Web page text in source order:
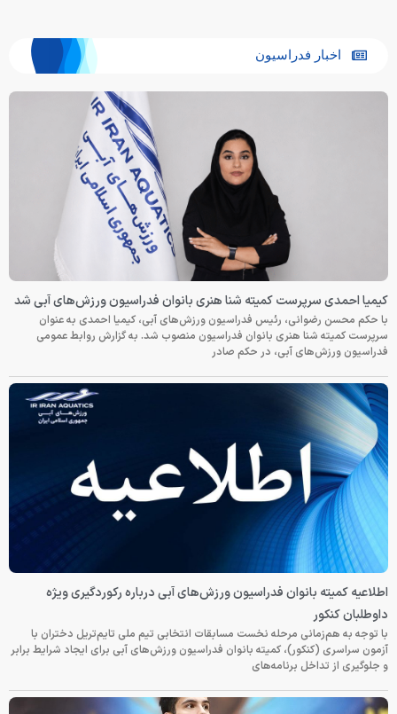
اخبار فدراسیون
کیمیا احمدی سرپرست کمیته شنا هنری بانوان فدراسیون ورزش‌های آبی شد
با حکم محسن رضوانی، رئیس فدراسیون ورزش‌های آبی، کیمیا احمدی به عنوان
سرپرست کمیته شنا هنری بانوان فدراسیون منصوب شد. به گزارش روابط عمومی
فدراسیون ورزش‌های آبی، در حکم صادر
اطلاعیه کمیته بانوان فدراسیون ورزش‌های آبی درباره رکوردگیری ویژه
داوطلبان کنکور
با توجه به هم‌زمانی مرحله نخست مسابقات انتخابی تیم ملی تایم‌تریل دختران با
آزمون سراسری (کنکور)، کمیته بانوان فدراسیون ورزش‌های آبی برای ایجاد شرایط برابر
و جلوگیری از تداخل برنامه‌های